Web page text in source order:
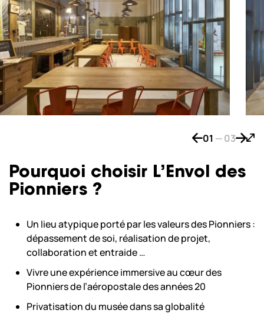
Bouton de
01 —03
Pourquoi choisir L’Envol des
Pionniers ?
Un lieu atypique porté par les valeurs des Pionniers :
dépassement de soi, réalisation de projet,
collaboration et entraide …
Vivre une expérience immersive au cœur des
Pionniers de l’aéropostale des années 20
Privatisation du musée dans sa globalité